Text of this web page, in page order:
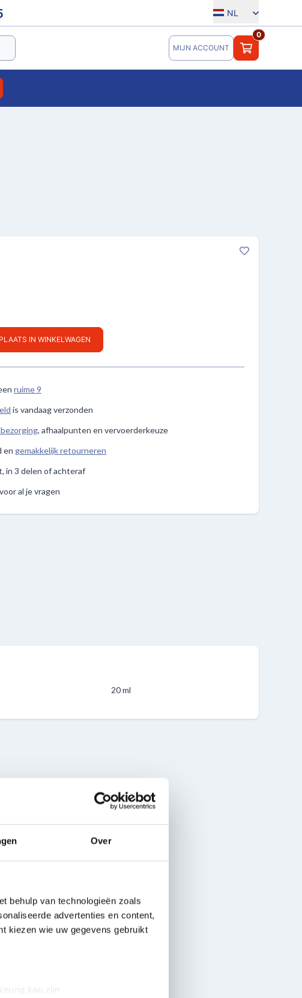
Over
behulp van technologieën zoals
advertenties en content,
kiezen wie uw gegevens gebruikt
kan zijn
NL
MIJN ACCOUNT
0
PLAATS IN WINKELWAGEN
ruime 9
is vandaag verzonden
, afhaalpunten en vervoerderkeuze
en gemakkelijk retourneren
in 3 delen of achteraf
voor al je vragen
20 ml